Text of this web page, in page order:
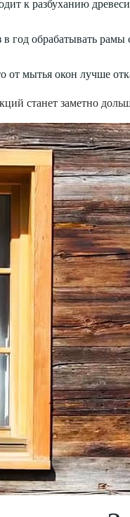
к разбуханию
в год обрабатывать
мытья окон лучше
станет заметно